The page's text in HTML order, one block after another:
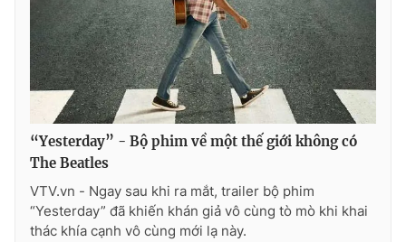
“Yesterday” - Bộ phim về một thế giới không có
The Beatles
VTV.vn - Ngay sau khi ra mắt, trailer bộ phim
“Yesterday” đã khiến khán giả vô cùng tò mò khi khai
thác khía cạnh vô cùng mới lạ này.